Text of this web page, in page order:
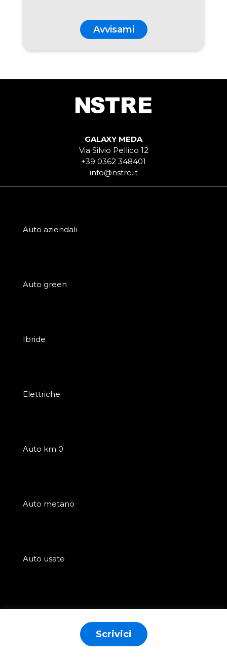
Avvisami
GALAXY MEDA
Via Silvio Pellico 12
+39 0362 348401
info@nstre.it
Auto aziendali
Auto green
Ibride
Elettriche
Auto km 0
Auto metano
Auto usate
Scrivici